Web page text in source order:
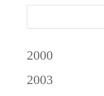
2000
2003